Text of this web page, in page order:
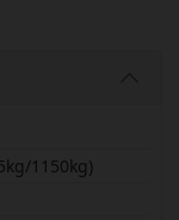
1150kg)